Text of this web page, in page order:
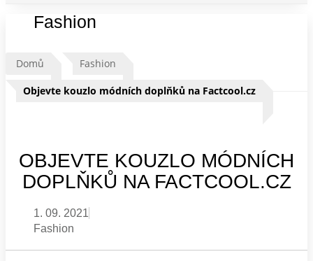
Fashion
Domů Fashion
Objevte kouzlo módních doplňků na Factcool.cz
OBJEVTE KOUZLO MÓDNÍCH
DOPLŇKŮ NA FACTCOOL.CZ
1. 09. 2021
Fashion